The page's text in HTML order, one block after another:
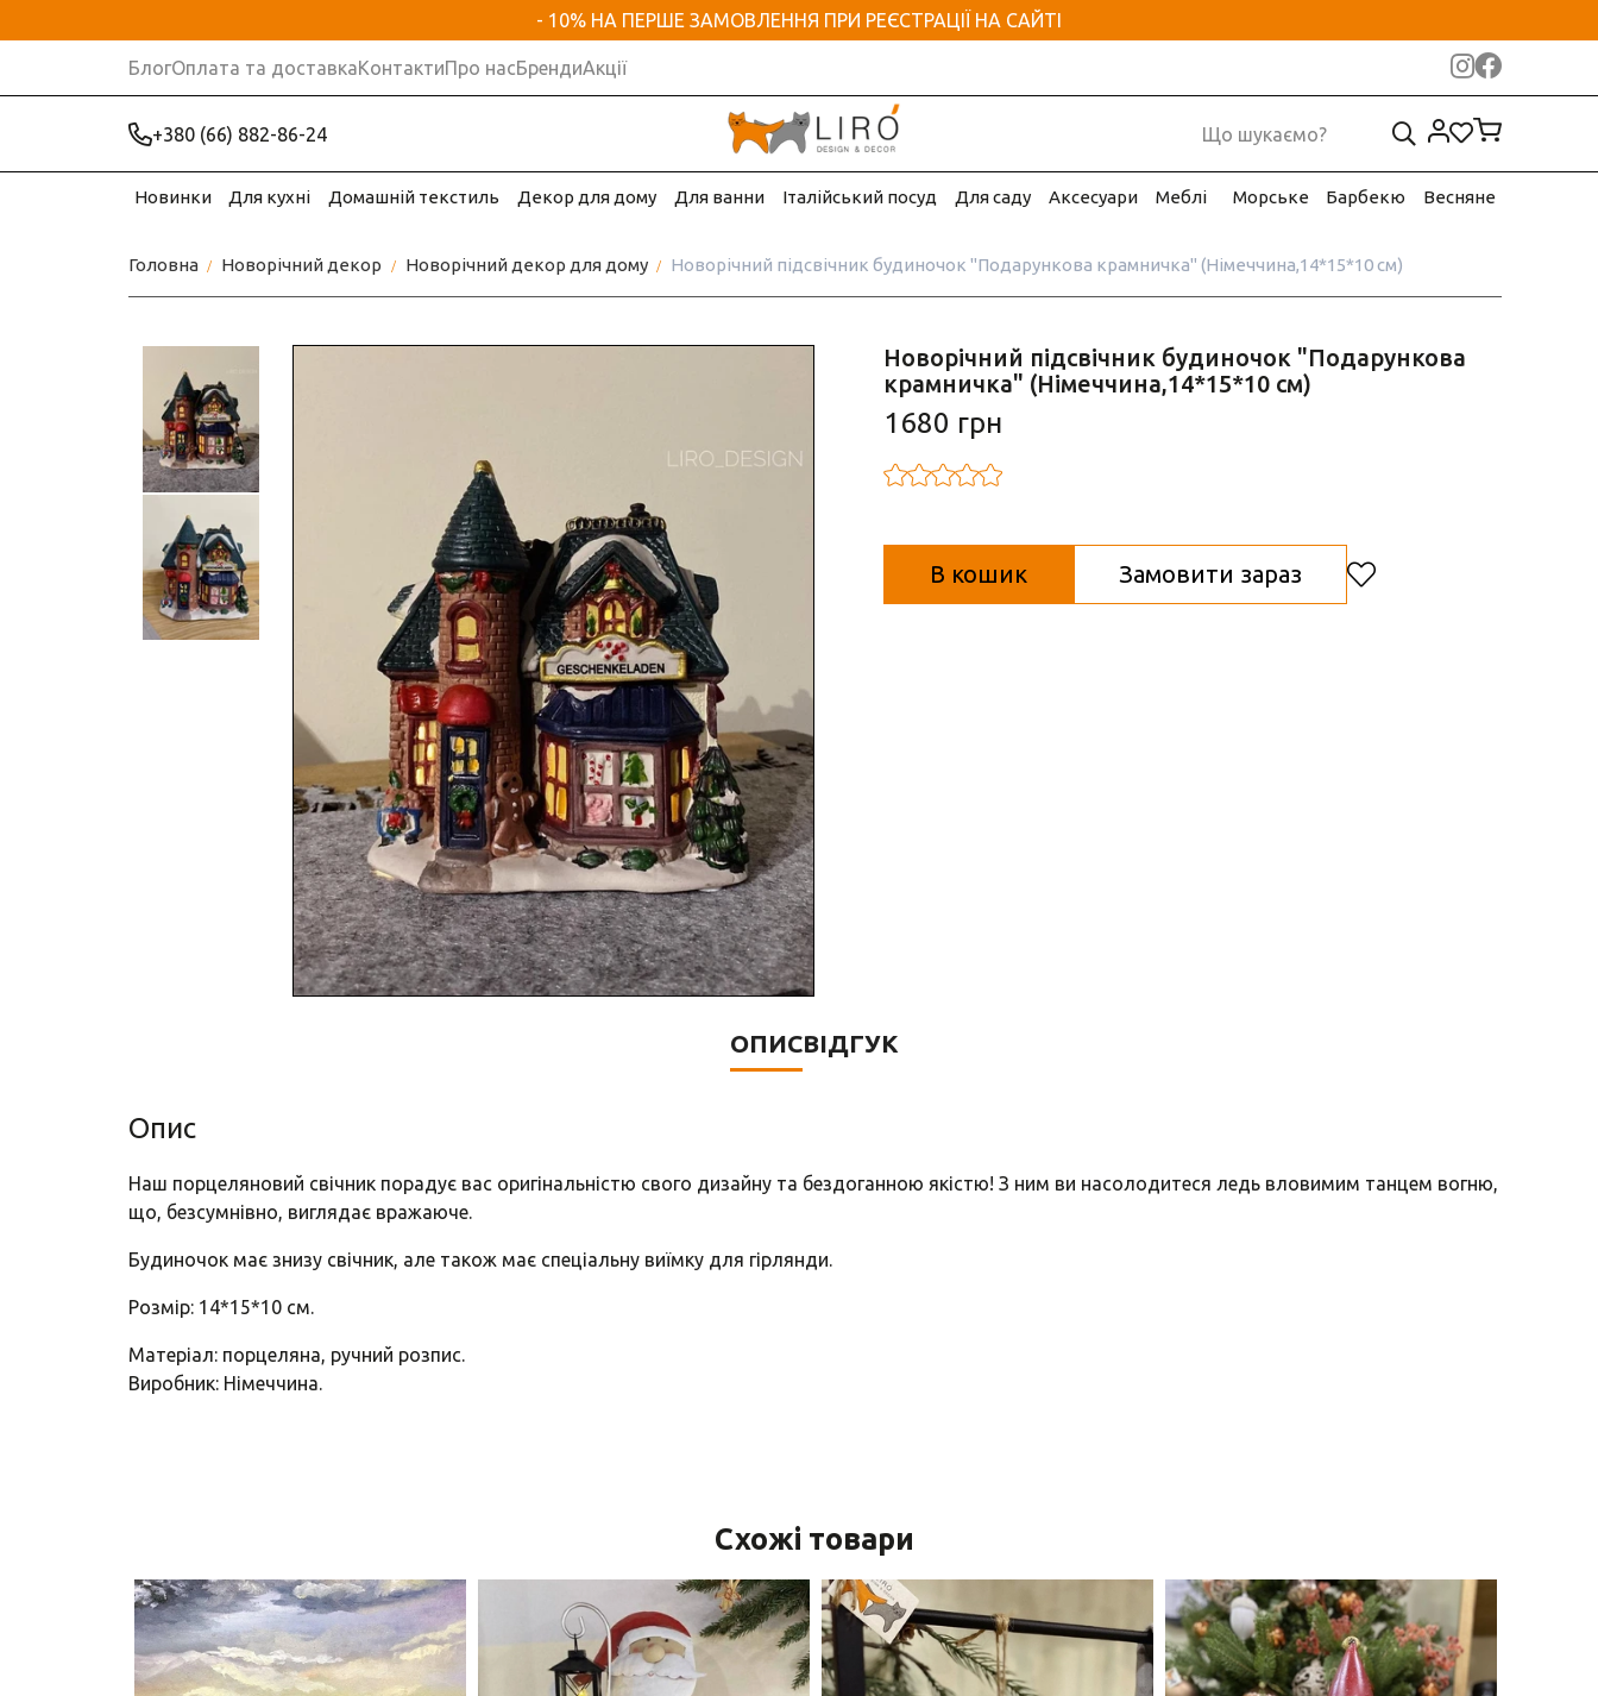
- 10% НА ПЕРШЕ ЗАМОВЛЕННЯ ПРИ РЕЄСТРАЦІЇ НА САЙТІ
БлогОплата та доставкаКонтактиПро насБрендиАкції
+380 (66) 882-86-24
Новинки Для кухні Домашній текстиль Декор для дому Для ванни Італійський посуд Для саду Аксесуари Меблі Морське Барбекю Весняне
Головна Новорічний декор Новорічний декор для дому Новорічний підсвічник будиночок "Подарункова крамничка" (Німеччина,14*15*10 см)
Новорічний підсвічник будиночок "Подарункова
крамничка" (Німеччина,14*15*10 см)
1680 грн
В кошик Замовити зараз
ОПИСВІДГУК
Опис
Наш порцеляновий свічник порадує вас оригінальністю свого дизайну та бездоганною якістю! З ним ви насолодитеся ледь вловимим танцем вогню,
що, безсумнівно, виглядає вражаюче.
Будиночок має знизу свічник, але також має спеціальну виїмку для гірлянди.
Розмір: 14*15*10 см.
Матеріал: порцеляна, ручний розпис.
Виробник: Німеччина.
Схожі товари